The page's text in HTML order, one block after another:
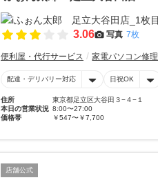
3.06 写真 7枚
便利屋・代行サービス 家電パソコン修理
配達・デリバリー対応 日祝OK
住所
東京都足立区大谷田３−４−１
本日の営業状況 8:00〜27:00
価格帯
￥547〜￥7,700
店舗公式